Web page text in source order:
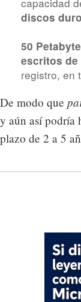
discos
50
escritos de
registro, en
De modo que
y aún así podría
plazo de 2 a 5